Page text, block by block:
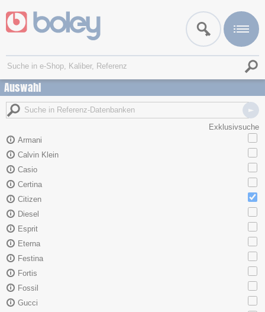
Auswahl
Exklusivsuche
Armani
Calvin Klein
Casio
Certina
Citizen
Diesel
Esprit
Eterna
Festina
Fortis
Fossil
Gucci